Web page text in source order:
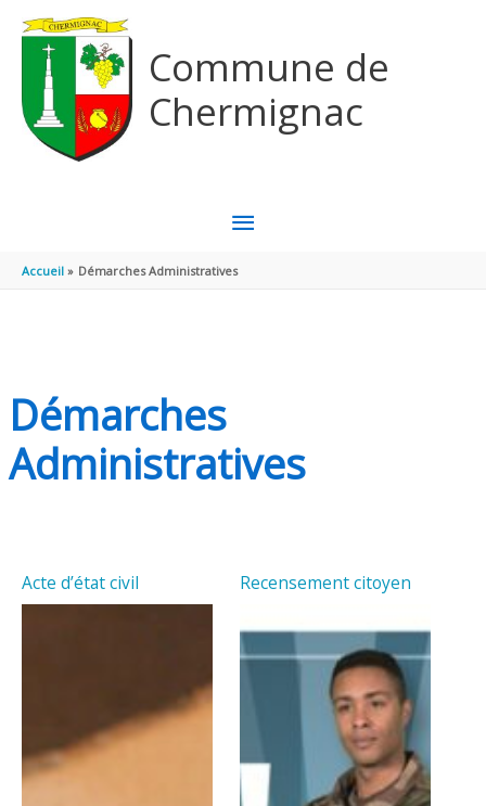
Commune de
Chermignac
MENU
PRINCIPAL
Accueil Démarches Administratives
Démarches
Administratives
Acte d’état civil Recensement citoyen